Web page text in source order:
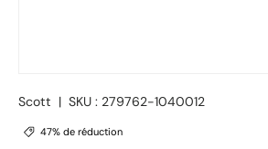
Scott | SKU : 279762-1040012
47% de réduction